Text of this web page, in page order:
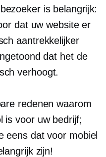
is belangrijk:
dat uw website er
aantrekkelijker
dat het de
verhoogt.
redenen waarom
is voor uw bedrijf;
eens dat voor mobiel
zijn!